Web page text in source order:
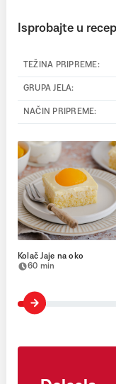
Isprobajte u
TEŽINA PRIPREME:
GRUPA JELA:
NAČIN PRIPREME:
Kolač Jaje na oko
60 min